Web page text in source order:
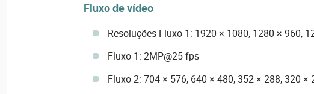
Fluxo de vídeo
Resoluções Fluxo 1: 1920 × 1080, 1280 × 960,
Fluxo 1: 2MP@25 fps
Fluxo 2: 704 × 576, 640 × 480, 352 × 288, 320 ×